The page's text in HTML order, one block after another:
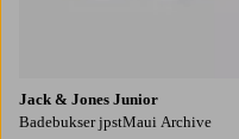
Jack & Jones Junior
Badebukser jpstMaui Archive